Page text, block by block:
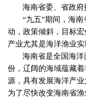
海南省委、省政
“九五”期间，海
动，政策倾斜，目标
产业尤其是海洋渔业实
海南省是全国海
份，辽阔的海域蕴藏
源，具有发展海洋产业
为了尽快改变海南省